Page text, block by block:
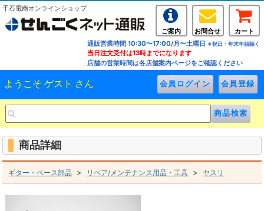
千石電商オンラインショップ
ご案内 お問合せ
カート
通販営業時間 10:30〜17:00/月〜土曜日 ※祝日・年末年始除く
当日注文受付は13時までになります
店舗の営業時間は各店舗案内ページをご確認ください
ようこそ ゲスト さん
商品詳細
ギター・ベース部品 > リペア/メンテナンス用品・工具 > ヤスリ